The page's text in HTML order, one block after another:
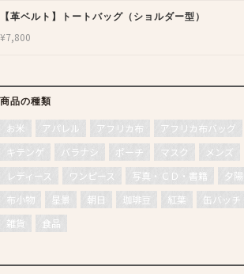
【革ベルト】トートバッグ（ショルダー型）
¥7,800
商品の種類
お米 アパレル アフリカ布 アフリカ布バッグ
キテンゲ
バラナシ ポーチ マスク メンズ
レディース
ワンピース 写真・ＣＤ・書籍 夕陽
布小物
星景 朝日 珈琲豆 紅葉 缶バッチ
雑貨
食品